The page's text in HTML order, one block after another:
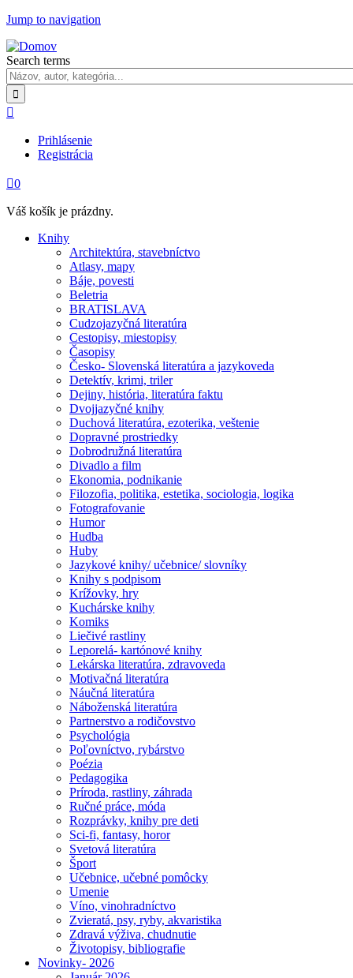
Jump to navigation
Search terms

Prihlásenie
Registrácia
0
Váš košík je prázdny.
Knihy
Architektúra, stavebníctvo
Atlasy, mapy
Báje, povesti
Beletria
BRATISLAVA
Cudzojazyčná literatúra
Cestopisy, miestopisy
Časopisy
Česko- Slovenská literatúra a jazykoveda
Detektív, krimi, triler
Dejiny, história, literatúra faktu
Dvojjazyčné knihy
Duchová literatúra, ezoterika, veštenie
Dopravné prostriedky
Dobrodružná literatúra
Divadlo a film
Ekonomia, podnikanie
Filozofia, politika, estetika, sociologia, logika
Fotografovanie
Humor
Hudba
Huby
Jazykové knihy/ učebnice/ slovníky
Knihy s podpisom
Krížovky, hry
Kuchárske knihy
Komiks
Liečivé rastliny
Leporelá- kartónové knihy
Lekárska literatúra, zdravoveda
Motivačná literatúra
Náučná literatúra
Náboženská literatúra
Partnerstvo a rodičovstvo
Psychológia
Poľovníctvo, rybárstvo
Poézia
Pedagogika
Príroda, rastliny, záhrada
Ručné práce, móda
Rozprávky, knihy pre deti
Sci-fi, fantasy, horor
Svetová literatúra
Šport
Učebnice, učebné pomôcky
Umenie
Víno, vinohradníctvo
Zvieratá, psy, ryby, akvaristika
Zdravá výživa, chudnutie
Životopisy, bibliografie
Novinky- 2026